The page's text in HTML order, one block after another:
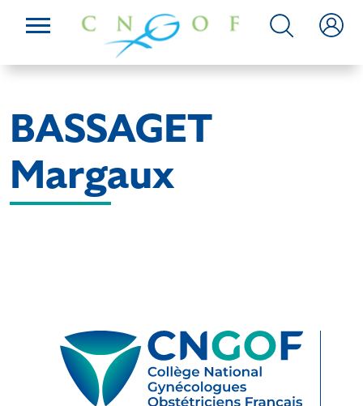
BASSAGET
Margaux